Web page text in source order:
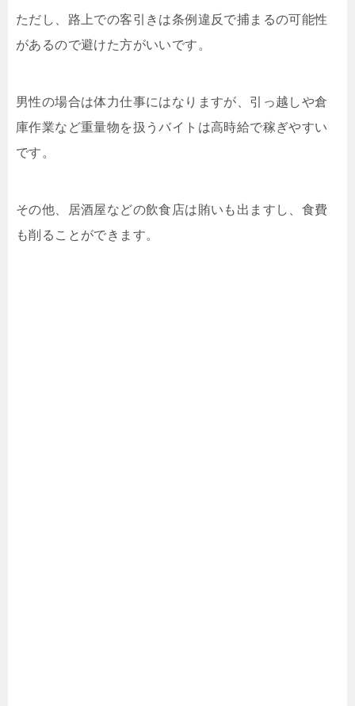
ただし、路上での客引きは条例違反で捕まるの可能性
があるので避けた方がいいです。
男性の場合は体力仕事にはなりますが、引っ越しや倉
庫作業など重量物を扱うバイトは高時給で稼ぎやすい
です。
その他、居酒屋などの飲食店は賄いも出ますし、食費
も削ることができます。